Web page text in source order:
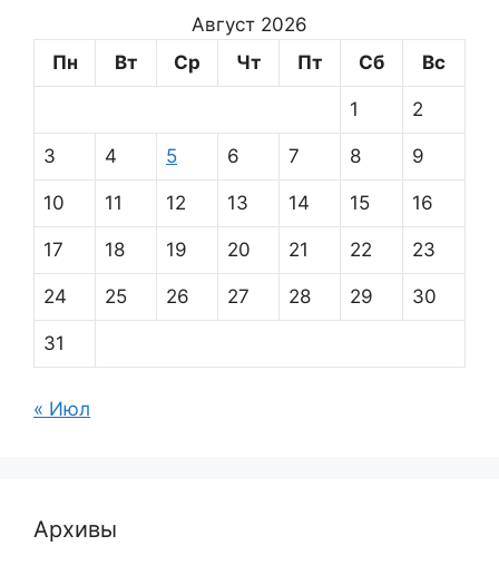
Август 2026
Пн
Вт Ср Чт Пт Сб Вс
1 2
3 4 5 6 7 8 9
10 11 12 13 14 15 16
17 18 19 20 21 22 23
24 25 26 27 28 29 30
31
« Июл
Архивы